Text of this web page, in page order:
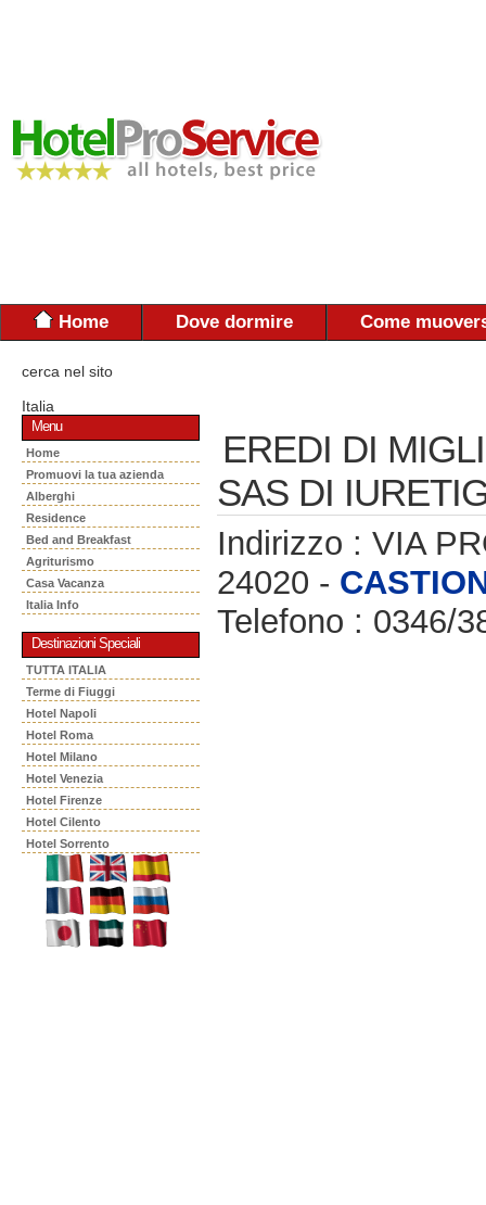
Home Dove dormire Come
cerca nel sito
Italia
Menu
Home
Promuovi la tua azienda
Alberghi
Residence
Bed and Breakfast
Agriturismo
Casa Vacanza
Italia Info
Destinazioni Speciali
TUTTA ITALIA
Terme di Fiuggi
Hotel Napoli
Hotel Roma
Hotel Milano
Hotel Venezia
Hotel Firenze
Hotel Cilento
Hotel Sorrento
EREDI DI
SAS DI
Indirizzo : VIA
24020 -
Telefono : 0346/